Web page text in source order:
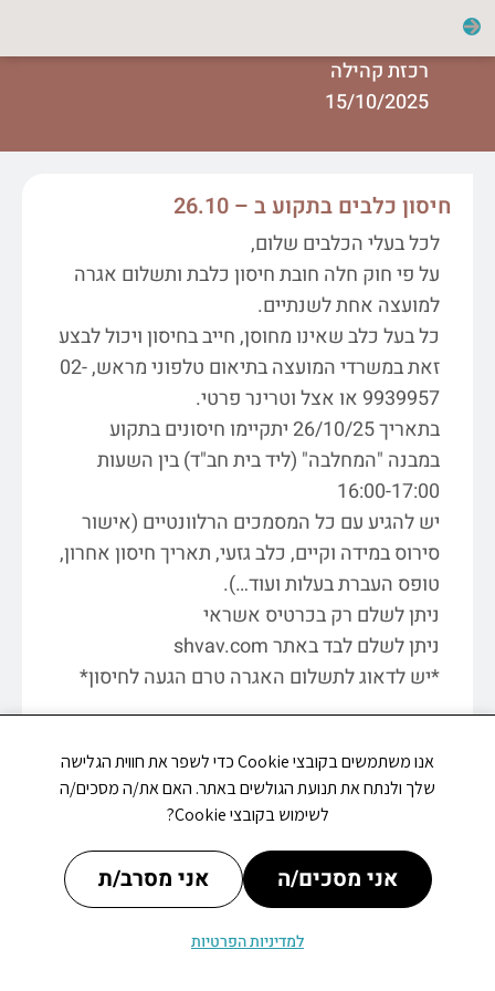
רכזת קהילה
15/10/2025
חיסון כלבים בתקוע ב – 26.10
לכל בעלי הכלבים שלום,
על פי חוק חלה חובת חיסון כלבת ותשלום אגרה
למועצה אחת לשנתיים.
כל בעל כלב שאינו מחוסן, חייב בחיסון ויכול לבצע
זאת במשרדי המועצה בתיאום טלפוני מראש, 02-
9939957 או אצל וטרינר פרטי.
בתאריך 26/10/25 יתקיימו חיסונים בתקוע
במבנה "המחלבה" (ליד בית חב"ד) בין השעות
16:00-17:00
יש להגיע עם כל המסמכים הרלוונטיים (אישור
סירוס במידה וקיים, כלב גזעי, תאריך חיסון אחרון,
טופס העברת בעלות ועוד…).
ניתן לשלם רק בכרטיס אשראי
ניתן לשלם לבד באתר shvav.com
*יש לדאוג לתשלום האגרה טרם הגעה לחיסון*
מתי פתוח עדכונים אירועים
אנו משתמשים בקובצי Cookie כדי לשפר את חווית הגלישה
שלך ולנתח את תנועת הגולשים באתר. האם את/ה מסכים/ה
לשימוש בקובצי Cookie?
אני מסכים/ה אני מסרב/ת
למדיניות הפרטיות